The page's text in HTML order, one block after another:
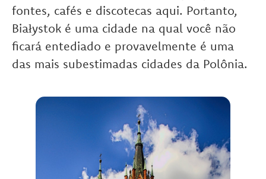
fontes, cafés e discotecas aqui. Portanto,
Białystok é uma cidade na qual você não
ficará entediado e provavelmente é uma
das mais subestimadas cidades da Polônia.